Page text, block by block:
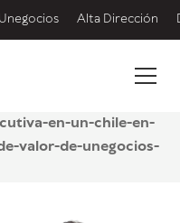
Alta Dirección
en-un-chile-en-
valor-de-unegocios-